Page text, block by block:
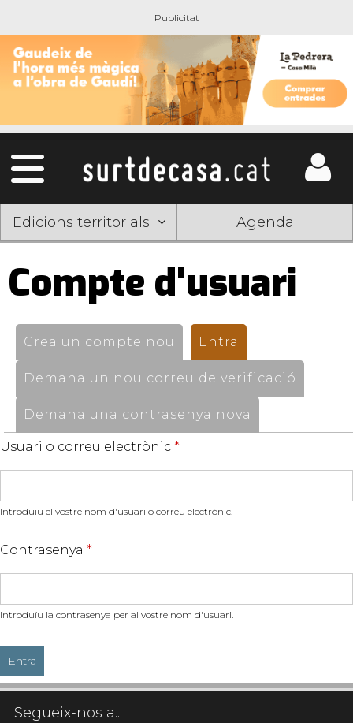
Edicions territorials Agenda
Compte d'usuari
Pestanyes
primàries
Crea un compte nou Entra
Demana un nou correu de verificació
Demana una contrasenya nova
Usuari o correu electrònic *
Introduïu el vostre nom d'usuari o correu electrònic.
Contrasenya *
Introduïu la contrasenya per al vostre nom d'usuari.
Segueix-nos a...